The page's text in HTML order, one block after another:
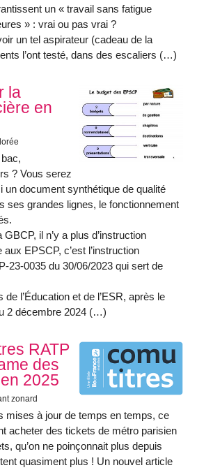
un « travail sans fatigue
» : vrai ou pas vrai ?
un tel aspirateur (cadeau de la
l’ont testé, dans des escaliers (…)
la
en
? Vous serez
un document synthétique de qualité
ses grandes lignes, le fonctionnement
il n’y a plus d’instruction
EPSCP, c’est l’instruction
23-0035 du 30/06/2023 qui sert de
l’Éducation et de l’ESR, après le
2 décembre 2024 (…)
RATP
des
2025
zonard
mises à jour de temps en temps, ce
acheter des tickets de métro parisien
qu’on ne poinçonnait plus depuis
quasiment plus ! Un nouvel article